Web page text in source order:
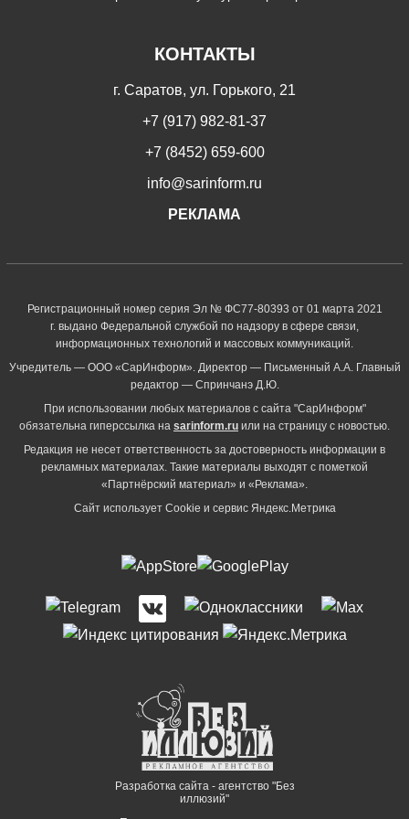
КОНТАКТЫ
г. Саратов, ул. Горького, 21
+7 (917) 982-81-37
+7 (8452) 659-600
info@sarinform.ru
РЕКЛАМА
Регистрационный номер серия Эл № ФС77-80393 от 01 марта 2021
г. выдано Федеральной службой по надзору в сфере связи,
информационных технологий и массовых коммуникаций.
Учредитель — ООО «СарИнформ». Директор — Письменный А.А. Главный
редактор — Спринчанэ Д.Ю.
При использовании любых материалов с сайта "СарИнформ"
обязательна гиперссылка на sarinform.ru или на страницу с новостью.
Редакция не несет ответственность за достоверность информации в
рекламных материалах. Такие материалы выходят с пометкой
«Партнёрский материал» и «Реклама».
Сайт использует Cookie и сервиc Яндекс.Метрика
Разработка сайта - агентство "Без
иллюзий"